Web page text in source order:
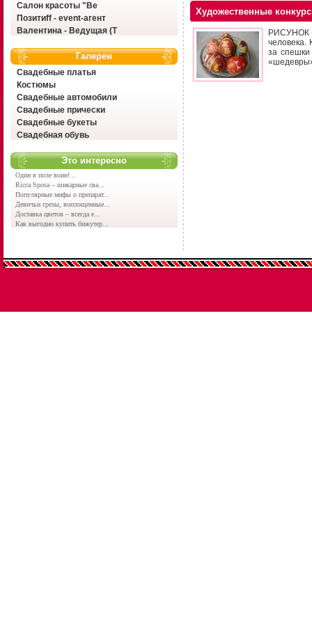
Салон красоты "Ве
Позитиff - event-агент
Валентина - Ведущая (Т
Галереи
Свадебные платья
Костюмы
Свадебные автомобили
Свадебные прически
Свадебные букеты
Свадебная обувь
Это интересно
Один в поле воин!...
Ricca Sposa – шикарные сва...
Популярные мифы о препарат...
Девичьи грезы, воплощенные...
Доставка цветов – всегда е...
Как выгодно купить бижутер...
Художественные
РИСУНОК
человека.
за